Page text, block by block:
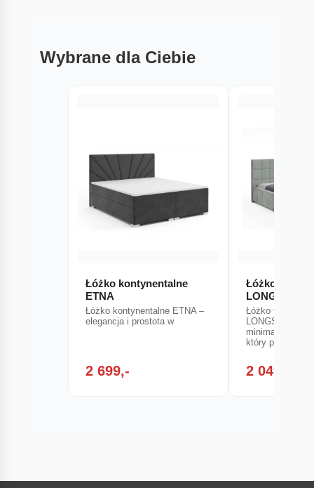
Wybrane dla Ciebie
Łóżko kontynentalne
ETNA
Łóżko kontynentalne ETNA –
elegancja i prostota w
2 699,-
Łóżko
LONGSTON
Łóżko
LONGSTON
który podkreśla
2 049,-